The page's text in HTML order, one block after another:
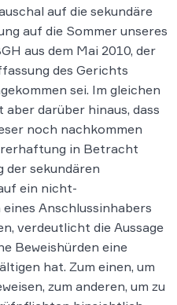
auf die sekundäre
auf die Sommer unseres
aus dem Mai 2010, der
des Gerichts
sei. Im gleichen
darüber hinaus, dass
noch nachkommen
in Betracht
der sekundären
ein nicht-
Anschlussinhabers
verdeutlicht die Aussage
Beweishürden eine
hat. Zum einen, um
zum anderen, um zu